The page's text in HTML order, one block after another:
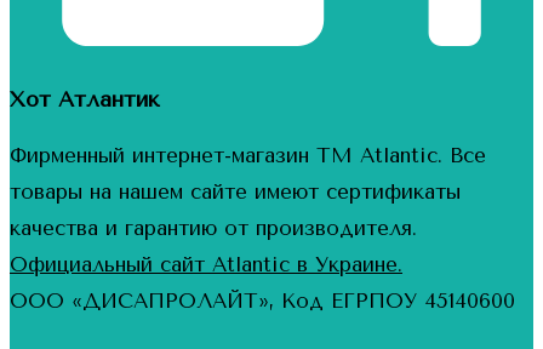
Хот Атлантик
Фирменный интернет-магазин ТМ Atlantic. Все
товары на нашем сайте имеют сертификаты
качества и гарантию от производителя.
Официальный сайт Atlantic в Украине.
ООО «ДИСАПРОЛАЙТ», Код ЕГРПОУ 45140600